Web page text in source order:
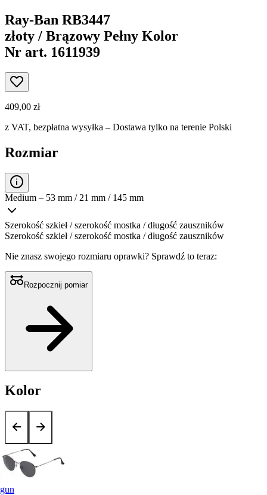
Ray-Ban RB3447
złoty / Brązowy Pełny Kolor
Nr art. 1611939
409,00 zł
z VAT, bezpłatna wysyłka – Dostawa tylko na terenie Polski
Rozmiar
Medium – 53 mm / 21 mm / 145 mm
Szerokość szkieł / szerokość mostka / długość zauszników
Szerokość szkieł / szerokość mostka / długość zauszników
Nie znasz swojego rozmiaru oprawki? Sprawdź to teraz:
Rozpocznij pomiar
Kolor
gun